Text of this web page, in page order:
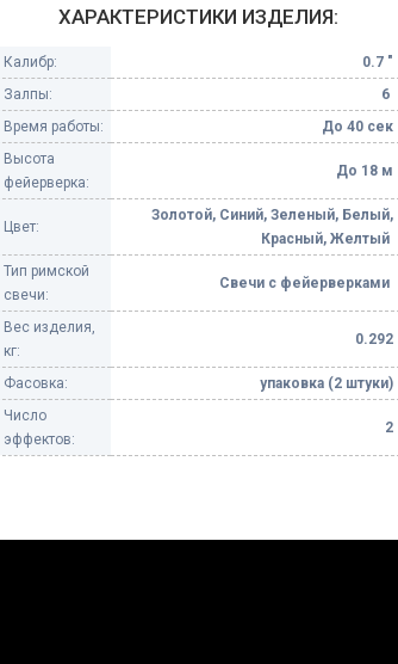
Небесные фонарики
Оборудование для
Елочные гирлянды
ХАРАКТЕРИСТИКИ ИЗДЕЛИЯ:
Калибр:
0.7 "
Залпы:
6
Время работы:
До 40 сек
Высота
фейерверка:
До 18 м
Цвет:
Золотой, Синий, Зеленый, Белый,
Красный, Желтый
Тип римской
свечи:
Свечи с фейерверками
Вес изделия,
кг:
0.292
Фасовка:
упаковка (2 штуки)
Число
эффектов:
2